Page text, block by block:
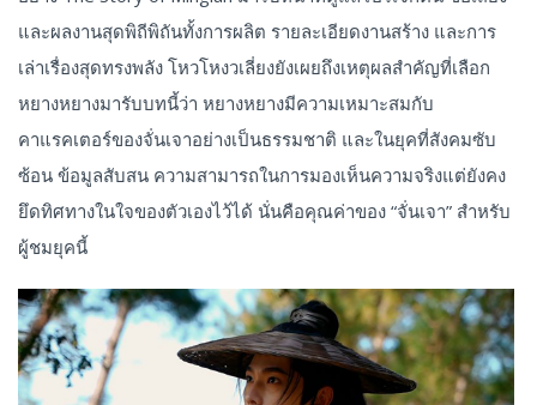
และผลงานสุดพิถีพิถันทั้งการผลิต รายละเอียดงานสร้าง และการ
เล่าเรื่องสุดทรงพลัง โหวโหงวเลี่ยงยังเผยถึงเหตุผลสำคัญที่เลือก
หยางหยางมารับบทนี้ว่า หยางหยางมีความเหมาะสมกับ
คาแรคเตอร์ของจั่นเจาอย่างเป็นธรรมชาติ และในยุคที่สังคมซับ
ซ้อน ข้อมูลสับสน ความสามารถในการมองเห็นความจริงแต่ยังคง
ยึดทิศทางในใจของตัวเองไว้ได้ นั่นคือคุณค่าของ “จั่นเจา” สำหรับ
ผู้ชมยุคนี้